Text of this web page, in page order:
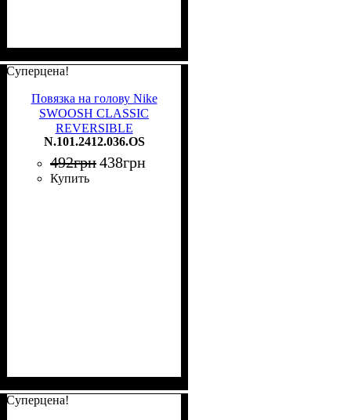
Суперцена!
Повязка на голову Nike
SWOOSH CLASSIC
REVERSIBLE
HEADBAND двусторонняя
черно-белая
N.101.2412.036.OS
N.101.2412.036.OS
492грн438грн
Купить
Суперцена!